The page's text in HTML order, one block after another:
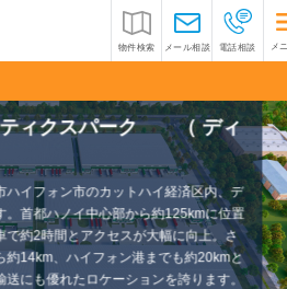
物件検索 メール相談 電話相談 メ
ティクスパーク （ ディ
ハイフォン市のカットハイ経済区内、デ
。首都ハノイ中心部から約125kmに位置
で約2時間とアクセスが大幅に向上。さ
約14km、ハイフォン港までも約20kmと
にも優れたロケーションを誇ります。